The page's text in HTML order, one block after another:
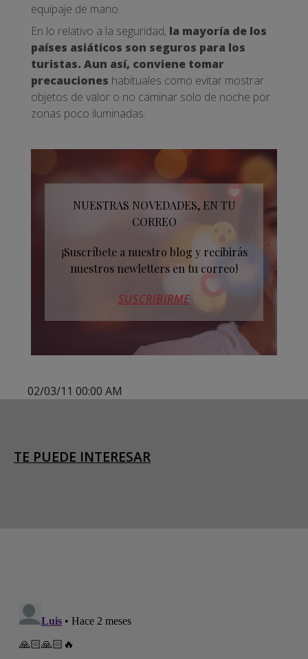
equipaje de mano.
En lo relativo a la seguridad, la mayoría de los
países asiáticos son seguros para los
turistas. Aun así, conviene tomar
precauciones habituales como evitar mostrar
objetos de valor o no caminar solo de noche por
zonas poco iluminadas.
NUESTRAS NOVEDADES, EN TU
CORREO
¡Suscríbete a nuestro blog y recibirás
nuestros newletters en tu correo!
SUSCRIBIRME
02/03/11 00:00 AM
TE PUEDE INTERESAR